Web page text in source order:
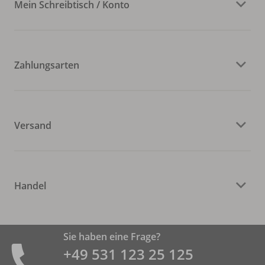
Mein Schreibtisch / Konto
Zahlungsarten
Versand
Handel
Sie haben eine Frage?
+49 531 ­123 25 125